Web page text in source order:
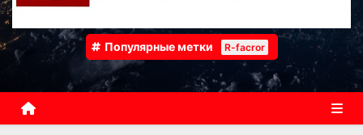
Популярные метки R-facror